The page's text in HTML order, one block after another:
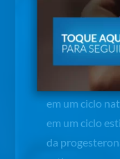
Confirmado
adequado,
micronizada
Crinone).
representa o
em um ciclo
em um ciclo
da